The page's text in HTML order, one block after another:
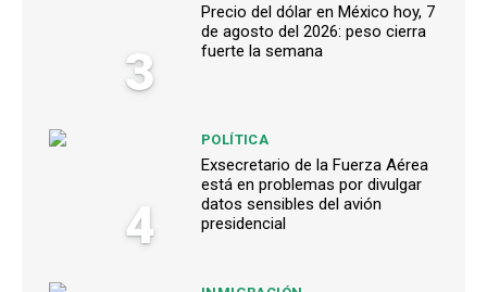
3
Precio del dólar en México hoy, 7
de agosto del 2026: peso cierra
fuerte la semana
4
POLÍTICA
Exsecretario de la Fuerza Aérea
está en problemas por divulgar
datos sensibles del avión
presidencial